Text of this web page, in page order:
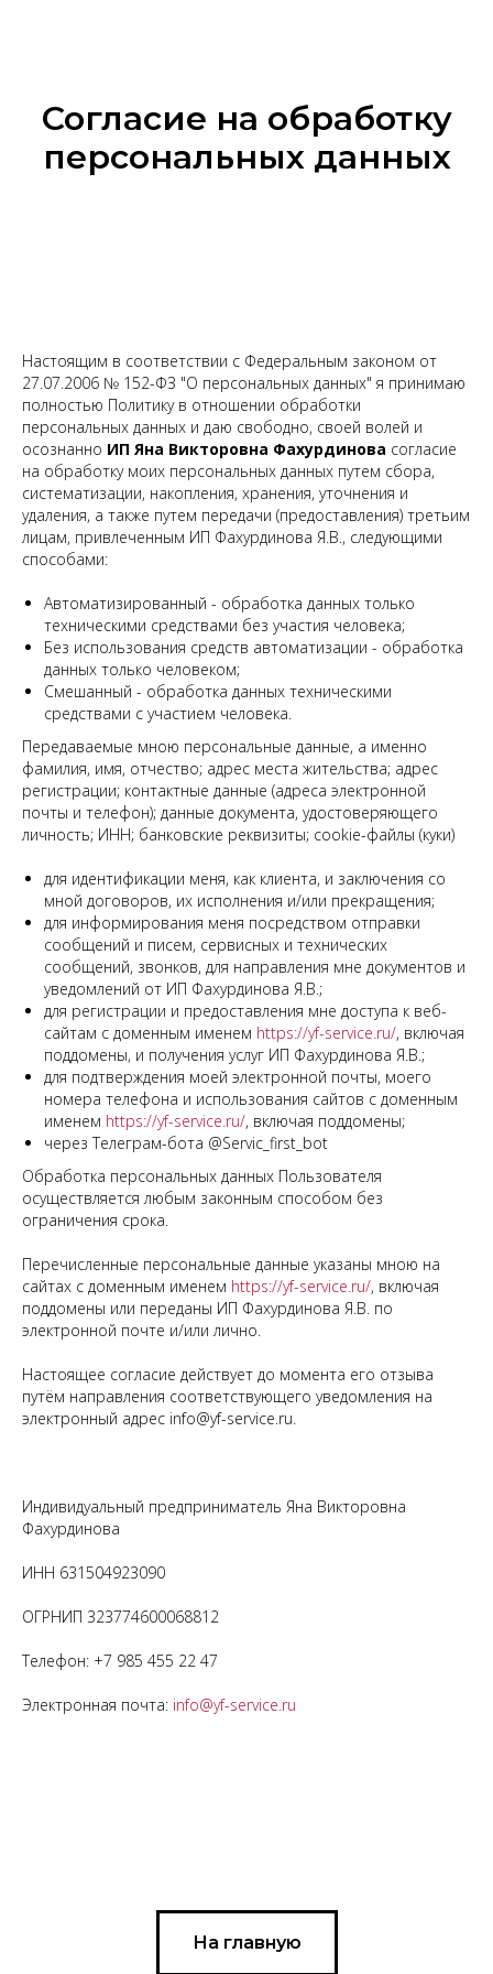
Согласие на обработку
персональных данных
Настоящим в соответствии с Федеральным законом от
27.07.2006 № 152-ФЗ "О персональных данных" я принимаю
полностью Политику в отношении обработки
персональных данных и даю свободно, своей волей и
осознанно ИП Яна Викторовна Фахурдинова согласие
на обработку моих персональных данных путем сбора,
систематизации, накопления, хранения, уточнения и
удаления, а также путем передачи (предоставления) третьим
лицам, привлеченным ИП Фахурдинова Я.В., следующими
способами:
Автоматизированный - обработка данных только
техническими средствами без участия человека;
Без использования средств автоматизации - обработка
данных только человеком;
Смешанный - обработка данных техническими
средствами с участием человека.
Передаваемые мною персональные данные, а именно
фамилия, имя, отчество; адрес места жительства; адрес
регистрации; контактные данные (адреса электронной
почты и телефон); данные документа, удостоверяющего
личность; ИНН; банковские реквизиты; cookie-файлы (куки)
для идентификации меня, как клиента, и заключения со
мной договоров, их исполнения и/или прекращения;
для информирования меня посредством отправки
сообщений и писем, сервисных и технических
сообщений, звонков, для направления мне документов и
уведомлений от ИП Фахурдинова Я.В.;
для регистрации и предоставления мне доступа к веб-
сайтам с доменным именем https://yf-service.ru/, включая
поддомены, и получения услуг ИП Фахурдинова Я.В.;
для подтверждения моей электронной почты, моего
номера телефона и использования сайтов с доменным
именем https://yf-service.ru/, включая поддомены;
через Телеграм-бота @Servic_first_bot
Обработка персональных данных Пользователя
осуществляется любым законным способом без
ограничения срока.
Перечисленные персональные данные указаны мною на
сайтах с доменным именем https://yf-service.ru/, включая
поддомены или переданы ИП Фахурдинова Я.В. по
электронной почте и/или лично.
Настоящее согласие действует до момента его отзыва
путём направления соответствующего уведомления на
электронный адрес info@yf-service.ru.
Индивидуальный предприниматель Яна Викторовна
Фахурдинова
ИНН 631504923090
ОГРНИП 323774600068812
Телефон: +7 985 455 22 47
Электронная почта: info@yf-service.ru
На главную